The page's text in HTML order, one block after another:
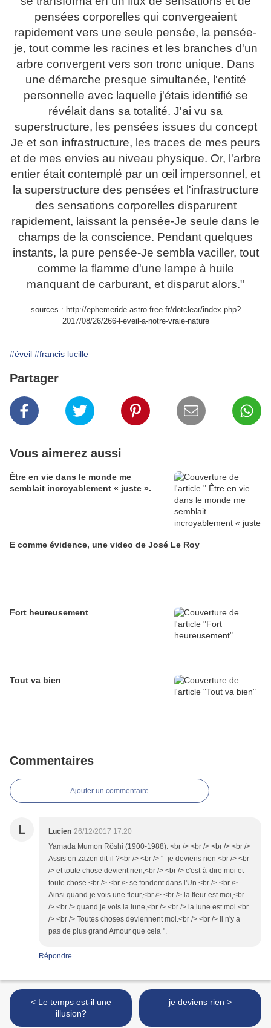
pensées corporelles qui convergeaient
rapidement vers une seule pensée, la pensée-
je, tout comme les racines et les branches d'un
arbre convergent vers son tronc unique. Dans
une démarche presque simultanée, l'entité
personnelle avec laquelle j'étais identifié se
révélait dans sa totalité. J'ai vu sa
superstructure, les pensées issues du concept
Je et son infrastructure, les traces de mes peurs
et de mes envies au niveau physique. Or, l'arbre
entier était contemplé par un œil impersonnel, et
la superstructure des pensées et l'infrastructure
des sensations corporelles disparurent
rapidement, laissant la pensée-Je seule dans le
champs de la conscience. Pendant quelques
instants, la pure pensée-Je sembla vaciller, tout
comme la flamme d'une lampe à huile
manquant de carburant, et disparut alors."
sources : http://ephemeride.astro.free.fr/dotclear/index.php?
2017/08/26/266-l-eveil-a-notre-vraie-nature
#éveil #francis lucille
Partager
Vous aimerez aussi
Être en vie dans le monde me
semblait incroyablement « juste ».
E comme évidence, une video de José Le Roy
Fort heureusement
Tout va bien
Commentaires
Ajouter un commentaire
L Lucien 26/12/2017 17:20
Yamada Mumon Rôshi (1900-1988): <br /> <br /> <br /> <br />
Assis en zazen dit-il ?<br /> <br /> "- je deviens rien <br /> <br
/> et toute chose devient rien,<br /> <br /> c'est-à-dire moi et
toute chose <br /> <br /> se fondent dans l'Un.<br /> <br />
Ainsi quand je vois une fleur,<br /> <br /> la fleur est moi,<br
/> <br /> quand je vois la lune,<br /> <br /> la lune est moi.<br
/> <br /> Toutes choses deviennent moi.<br /> <br /> Il n'y a
pas de plus grand Amour que cela ".
Répondre
< Le temps est-il une
illusion?
je deviens rien >